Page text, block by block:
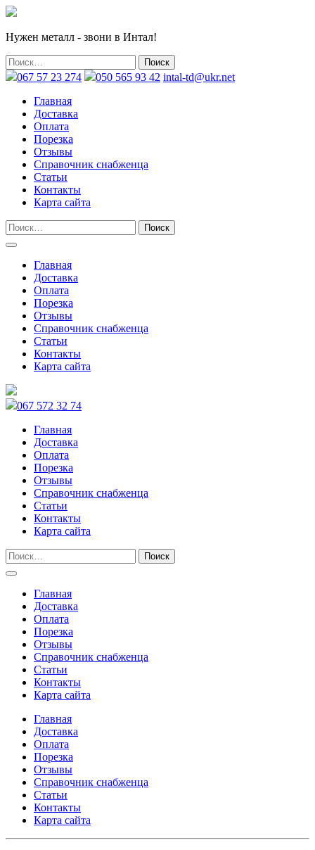
Нужен металл - звони в Интал!
067 57 23 274 050 565 93 42 intal-td@ukr.net
Главная
Доставка
Оплата
Порезка
Отзывы
Справочник снабженца
Статьи
Контакты
Карта сайта
Главная
Доставка
Оплата
Порезка
Отзывы
Справочник снабженца
Статьи
Контакты
Карта сайта
067 572 32 74
Главная
Доставка
Оплата
Порезка
Отзывы
Справочник снабженца
Статьи
Контакты
Карта сайта
Главная
Доставка
Оплата
Порезка
Отзывы
Справочник снабженца
Статьи
Контакты
Карта сайта
Главная
Доставка
Оплата
Порезка
Отзывы
Справочник снабженца
Статьи
Контакты
Карта сайта